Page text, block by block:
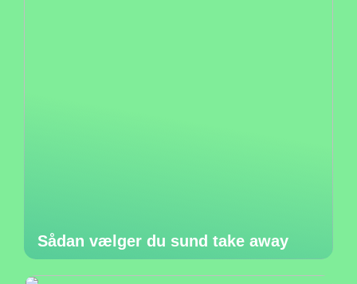
Sådan vælger du sund take away